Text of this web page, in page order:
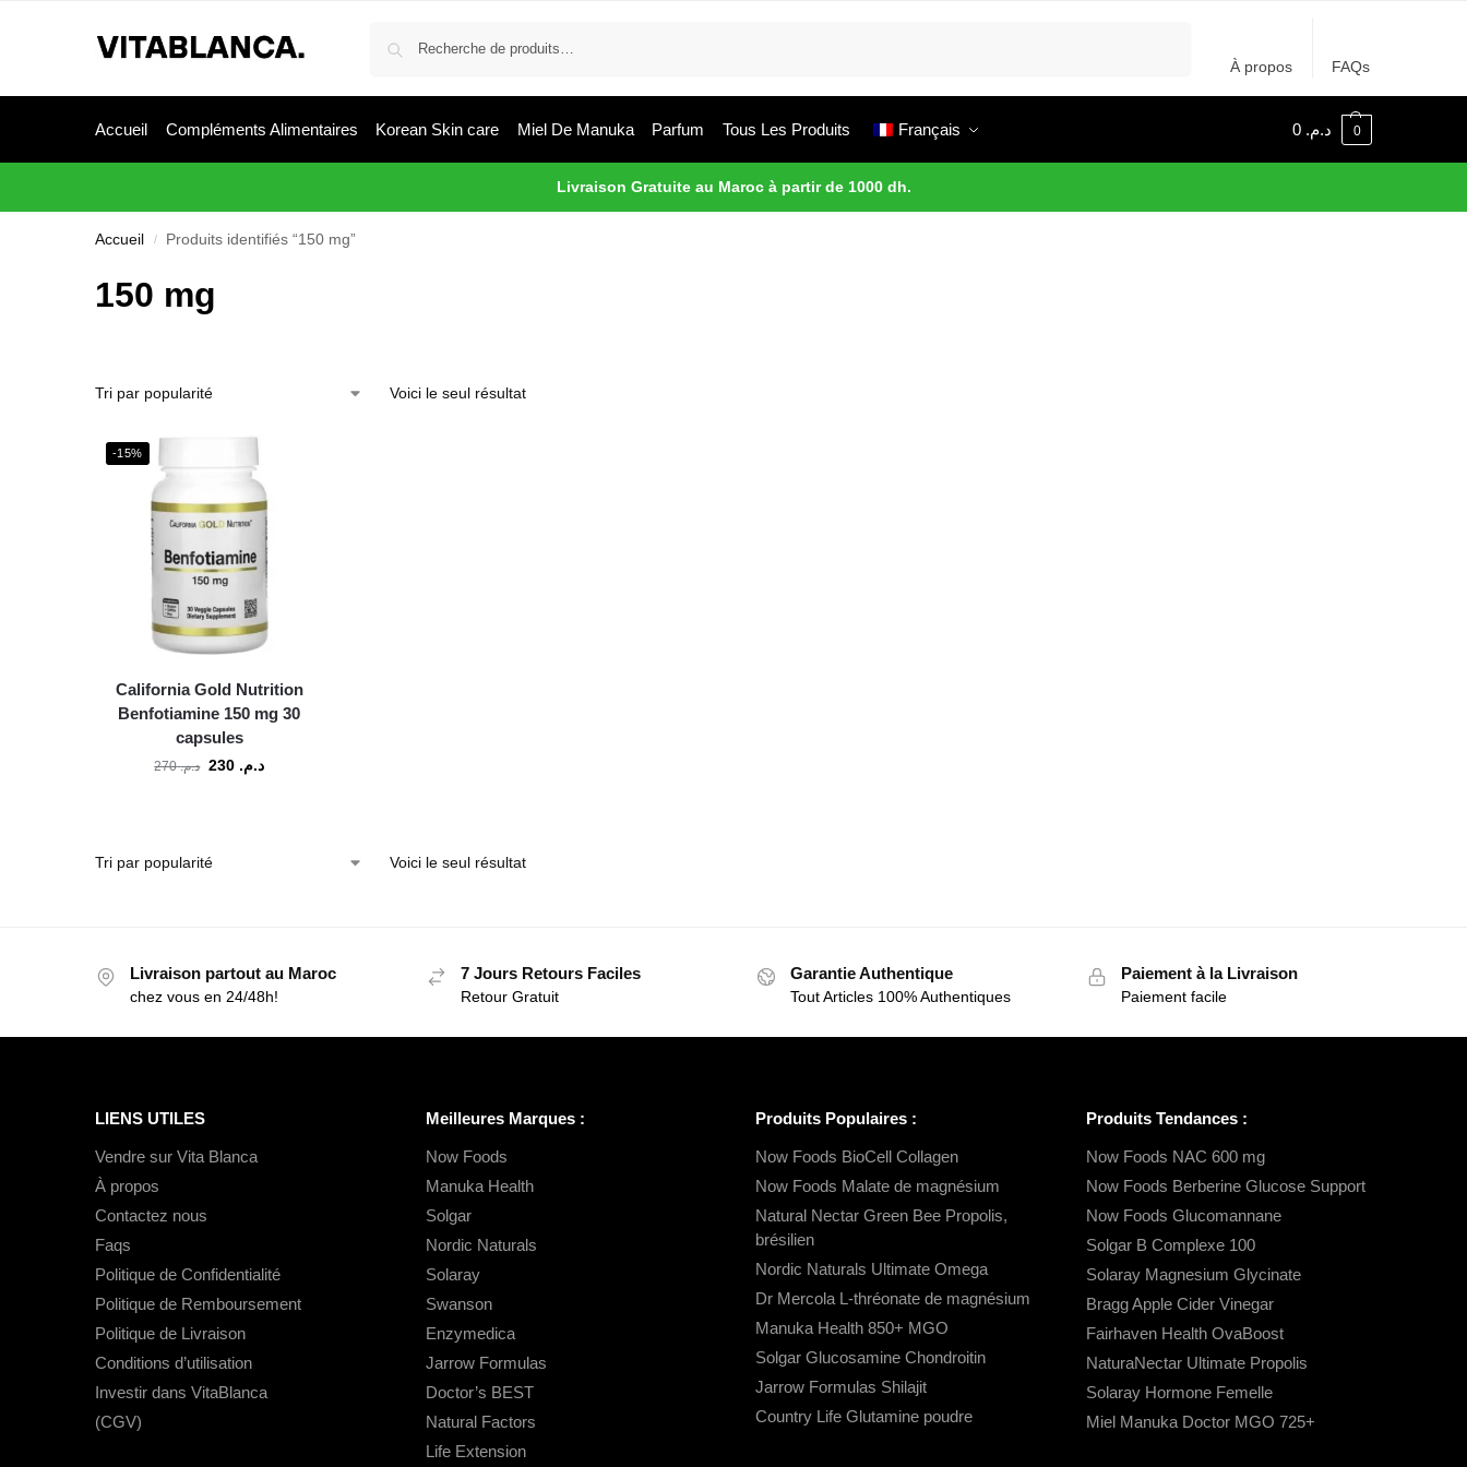
À propos FAQs
Accueil Compléments Alimentaires Korean Skin care Miel De Manuka Parfum Tous Les Produits Français د.م. 0
Livraison Gratuite au Maroc à partir de 1000 dh.
Accueil / Produits identifiés “150 mg”
150 mg
Voici le seul résultat
-15%
California Gold Nutrition
Benfotiamine 150 mg 30
capsules
د.م.270 د.م.
Voici le seul résultat
Livraison partout au Maroc
chez vous en 24/48h!
7 Jours Retours Faciles
Retour Gratuit
Garantie Authentique
Tout Articles 100% Authentiques
Paiement à la Livraison
Paiement facile
LIENS UTILES
Vendre sur Vita Blanca
À propos
Contactez nous
Faqs
Politique de Confidentialité
Politique de Remboursement
Politique de Livraison
Conditions d’utilisation
Investir dans VitaBlanca
(CGV)
Meilleures Marques :
Now Foods
Manuka Health
Solgar
Nordic Naturals
Solaray
Swanson
Enzymedica
Jarrow Formulas
Doctor’s BEST
Natural Factors
Life Extension
Produits Populaires :
Now Foods BioCell Collagen
Now Foods Malate de magnésium
Natural Nectar Green Bee Propolis,
brésilien
Nordic Naturals Ultimate Omega
Dr Mercola L-thréonate de magnésium
Manuka Health 850+ MGO
Solgar Glucosamine Chondroitin
Jarrow Formulas Shilajit
Country Life Glutamine poudre
Produits Tendances :
Now Foods NAC 600 mg
Now Foods Berberine Glucose Support
Now Foods Glucomannane
Solgar B Complexe 100
Solaray Magnesium Glycinate
Bragg Apple Cider Vinegar
Fairhaven Health OvaBoost
NaturaNectar Ultimate Propolis
Solaray Hormone Femelle
Miel Manuka Doctor MGO 725+